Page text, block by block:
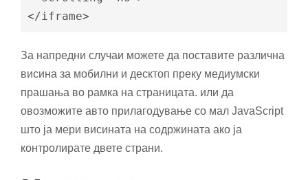
</iframe>
За напредни случаи можете да поставите различна
висина за мобилни и десктоп преку медиумски
прашања во рамка на страницата. или да
овозможите авто прилагодување со мал JavaScript
што ја мери висината на содржината ако ја
контролирате двете страни.